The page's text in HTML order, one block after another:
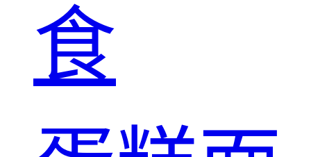
食